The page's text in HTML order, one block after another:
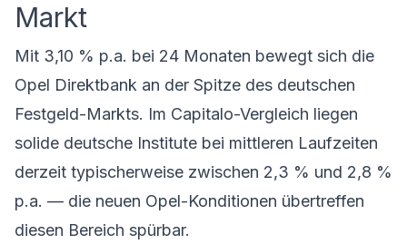
Markt
Mit 3,10 % p.a. bei 24 Monaten bewegt sich die
Opel Direktbank an der Spitze des deutschen
Festgeld-Markts. Im Capitalo-Vergleich liegen
solide deutsche Institute bei mittleren Laufzeiten
derzeit typischerweise zwischen 2,3 % und 2,8 %
p.a. — die neuen Opel-Konditionen übertreffen
diesen Bereich spürbar.